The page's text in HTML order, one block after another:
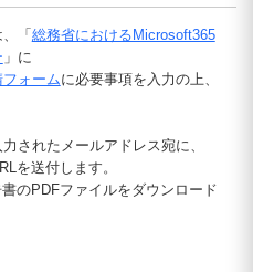
「 総務省におけるMicrosoft365
」に
フォームに必要事項を入力の上、
されたメールアドレス宛に、
を送付します。
のPDFファイルをダウンロード